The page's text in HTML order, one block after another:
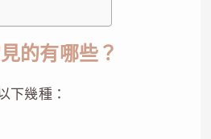
的有哪些？
下幾種：